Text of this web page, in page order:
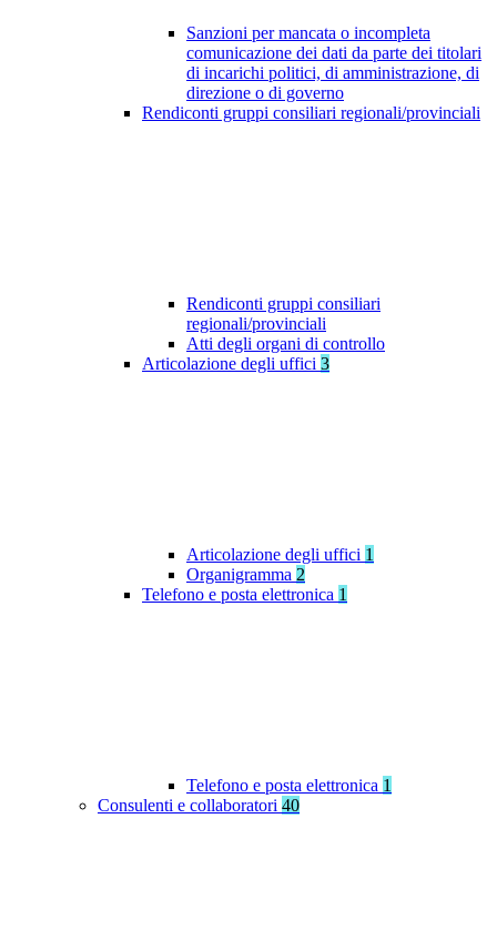
Sanzioni per mancata o incompleta
comunicazione dei dati da parte dei titolari
di incarichi politici, di amministrazione, di
direzione o di governo
Rendiconti gruppi consiliari regionali/provinciali
Rendiconti gruppi consiliari
regionali/provinciali
Atti degli organi di controllo
Articolazione degli uffici 3
Articolazione degli uffici 1
Organigramma 2
Telefono e posta elettronica 1
Telefono e posta elettronica 1
Consulenti e collaboratori 40